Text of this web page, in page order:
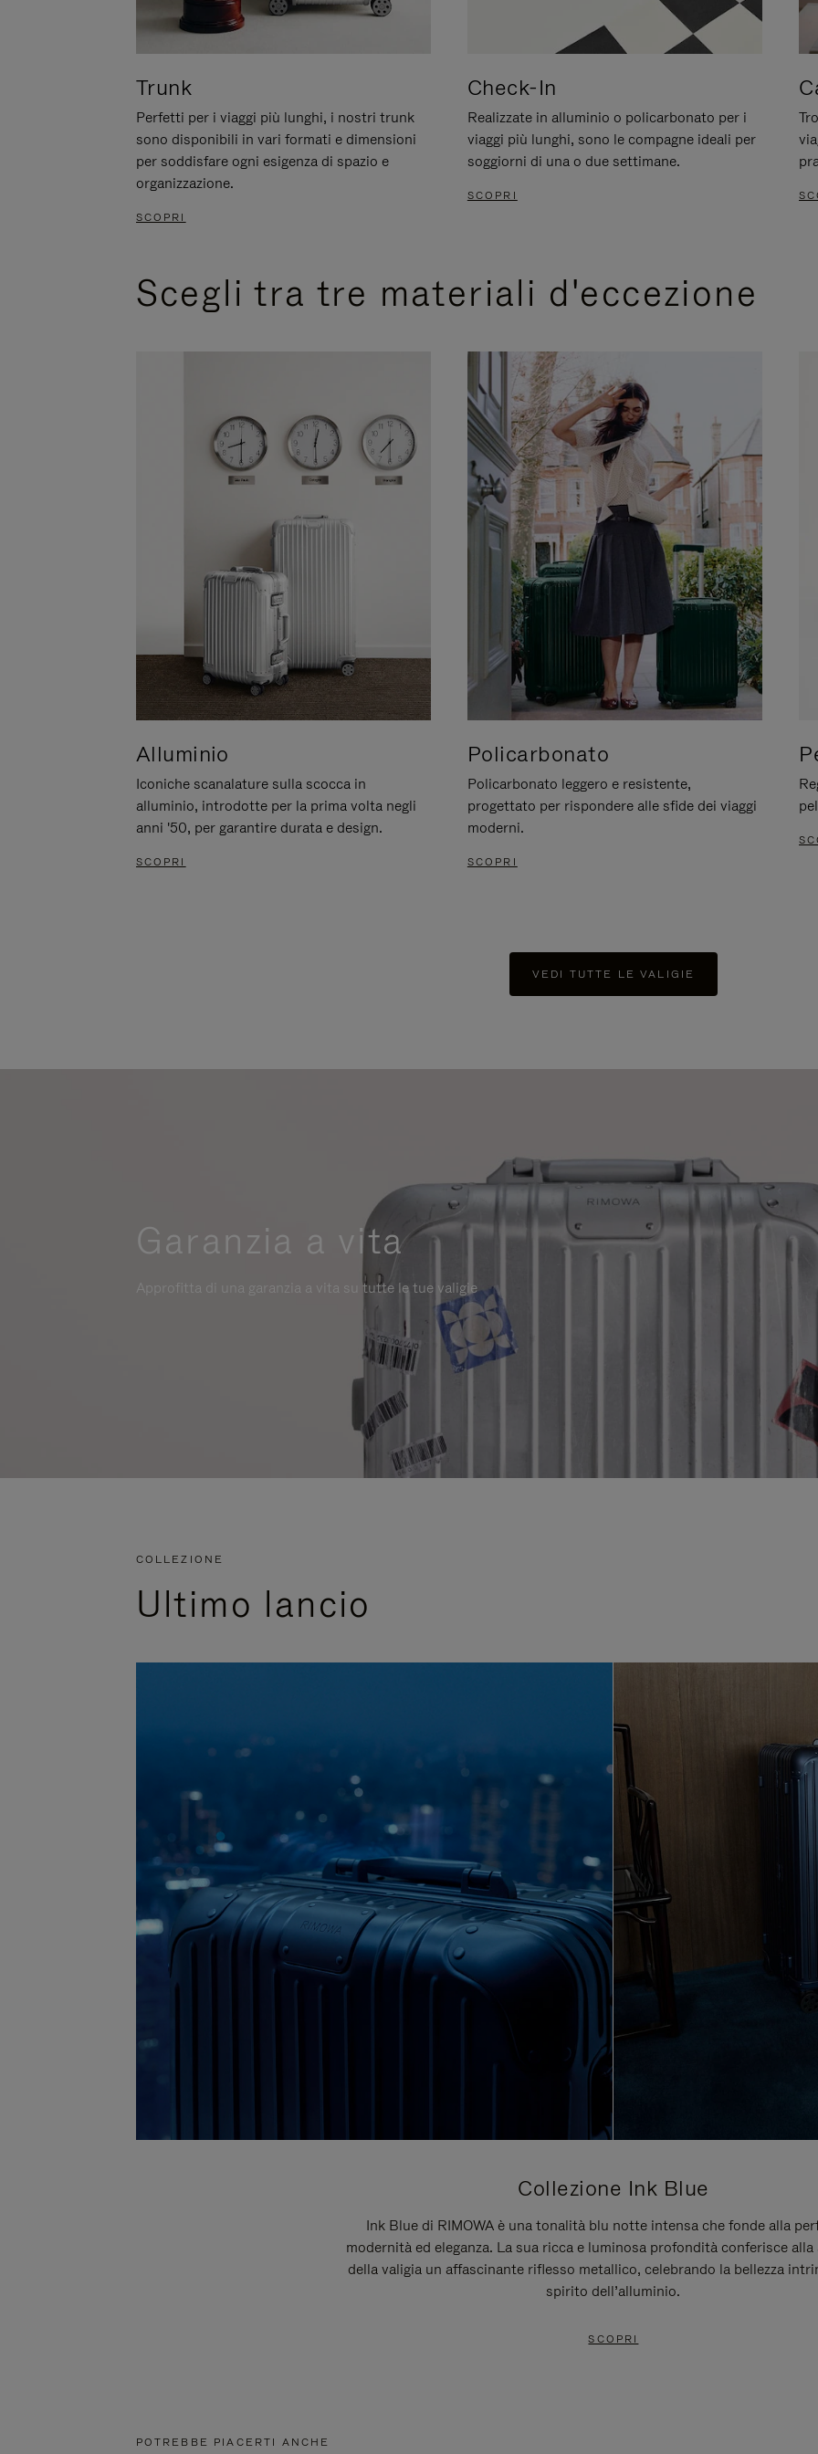
Trunk
Perfetti per i viaggi più lunghi, i nostri trunk
sono disponibili in vari formati e dimensioni
per soddisfare ogni esigenza di spazio e
organizzazione.
SCOPRI
Check-In
Realizzate in alluminio o policarbonato per i
viaggi più lunghi, sono le compagne ideali per
soggiorni di una o due settimane.
SCOPRI
Scegli tra tre materiali d'eccezione
Alluminio
Iconiche scanalature sulla scocca in
alluminio, introdotte per la prima volta negli
anni '50, per garantire durata e design.
SCOPRI
Policarbonato
Policarbonato leggero e resistente,
progettato per rispondere alle sfide dei viaggi
moderni.
SCOPRI
VEDI TUTTE LE VALIGIE
Garanzia a vita
Approfitta di una garanzia a vita su tutte le tue valigie
COLLEZIONE
Ultimo lancio
Collezione Ink Blue
Ink Blue di RIMOWA è una tonalità blu notte intensa che fonde alla
modernità ed eleganza. La sua ricca e luminosa profondità conferisce
della valigia un affascinante riflesso metallico, celebrando la bellezza
spirito dell’alluminio.
SCOPRI
POTREBBE PIACERTI ANCHE